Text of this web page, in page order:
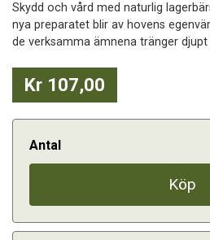
Skydd och vård med naturlig
nya preparatet blir av hovens
de verksamma ämnena tränger djupt
Kr 107,00
Antal
Köp